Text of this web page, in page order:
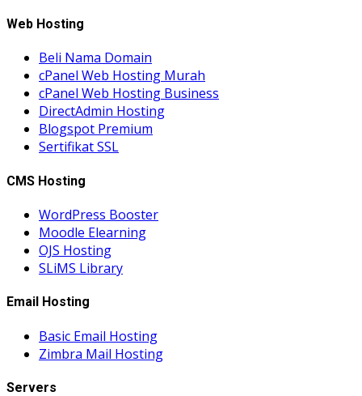
Web Hosting
Beli Nama Domain
cPanel Web Hosting Murah
cPanel Web Hosting Business
DirectAdmin Hosting
Blogspot Premium
Sertifikat SSL
CMS Hosting
WordPress Booster
Moodle Elearning
OJS Hosting
SLiMS Library
Email Hosting
Basic Email Hosting
Zimbra Mail Hosting
Servers